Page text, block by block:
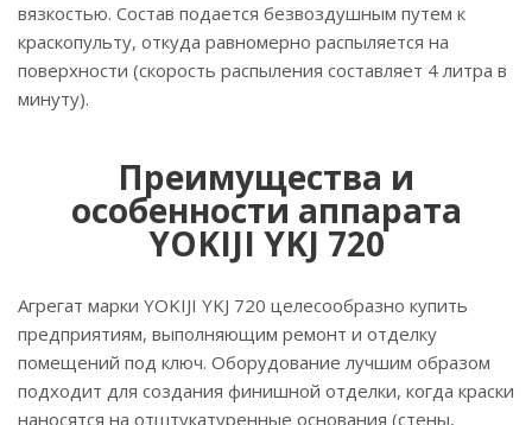
вязкостью. Состав подается безвоздушным путем к
краскопульту, откуда равномерно распыляется на
поверхности (скорость распыления составляет 4 литра в
минуту).
Преимущества и
особенности аппарата
YOKIJI YKJ 720
Агрегат марки YOKIJI YKJ 720 целесообразно купить
предприятиям, выполняющим ремонт и отделку
помещений под ключ. Оборудование лучшим образом
подходит для создания финишной отделки, когда краски
наносятся на отштукатуренные основания (стены,